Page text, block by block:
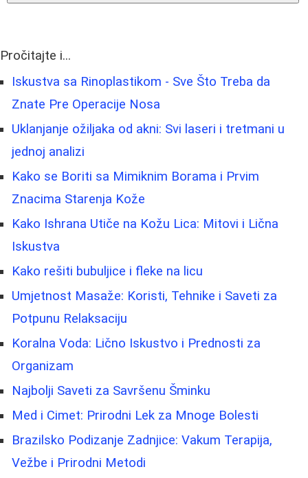
Pročitajte i...
Iskustva sa Rinoplastikom - Sve Što Treba da
Znate Pre Operacije Nosa
Uklanjanje ožiljaka od akni: Svi laseri i tretmani u
jednoj analizi
Kako se Boriti sa Mimiknim Borama i Prvim
Znacima Starenja Kože
Kako Ishrana Utiče na Kožu Lica: Mitovi i Lična
Iskustva
Kako rešiti bubuljice i fleke na licu
Umjetnost Masaže: Koristi, Tehnike i Saveti za
Potpunu Relaksaciju
Koralna Voda: Lično Iskustvo i Prednosti za
Organizam
Najbolji Saveti za Savršenu Šminku
Med i Cimet: Prirodni Lek za Mnoge Bolesti
Brazilsko Podizanje Zadnjice: Vakum Terapija,
Vežbe i Prirodni Metodi